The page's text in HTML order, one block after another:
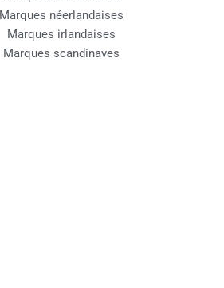
Marques néerlandaises
Marques irlandaises
Marques scandinaves